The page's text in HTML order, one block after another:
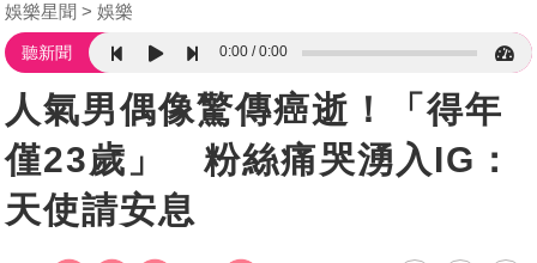
娛樂星聞 娛樂
聽新聞 0:00 0:00
人氣男偶像驚傳癌逝！「得年
僅23歲」 粉絲痛哭湧入IG：
天使請安息